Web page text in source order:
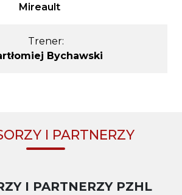
Mireault
Trener:
Bychawski
I PARTNERZY
I PARTNERZY PZHL